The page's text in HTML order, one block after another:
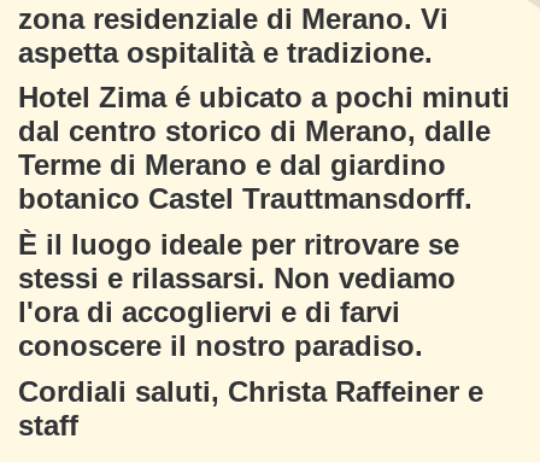
zona residenziale di Merano. Vi
aspetta ospitalità e tradizione.
Hotel Zima é ubicato a pochi minuti
dal centro storico di Merano, dalle
Terme di Merano e dal giardino
botanico Castel Trauttmansdorff.
È il luogo ideale per ritrovare se
stessi e rilassarsi. Non vediamo
l'ora di accogliervi e di farvi
conoscere il nostro paradiso.
Cordiali saluti, Christa Raffeiner e
staff